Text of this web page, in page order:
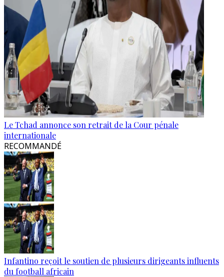
Le Tchad annonce son retrait de la Cour pénale
internationale
RECOMMANDÉ
Infantino reçoit le soutien de plusieurs dirigeants influents
du football africain